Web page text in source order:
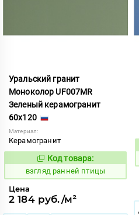
Уральский гранит
Моноколор UF007MR
Зеленый керамогранит
60x120
Материал:
Керамогранит
134698
Код товара:
взгляд ранней птицы
Цена
2 184 руб./м²